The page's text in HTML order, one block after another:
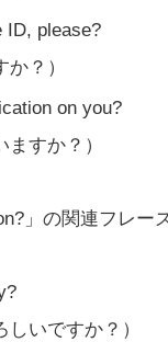
ID, please?
？）
on you?
ますか？）
」の関連フレー
しいですか？）